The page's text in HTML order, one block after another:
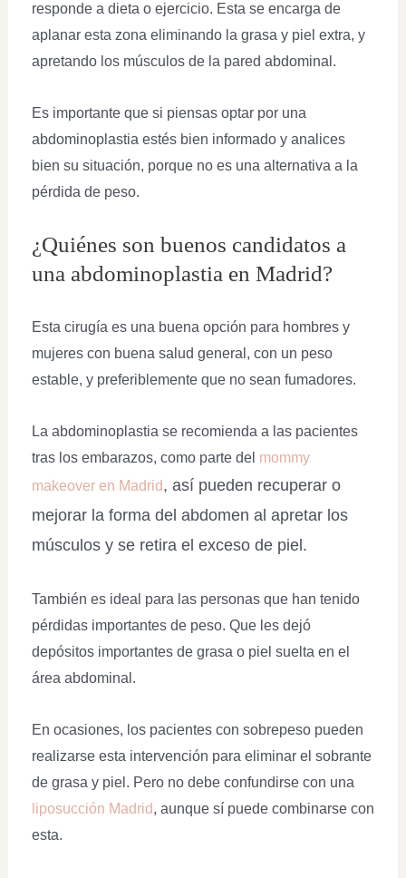
responde a dieta o ejercicio. Esta se encarga de
aplanar esta zona eliminando la grasa y piel extra, y
apretando los músculos de la pared abdominal.
Es importante que si piensas optar por una
abdominoplastia estés bien informado y analices
bien su situación, porque no es una alternativa a la
pérdida de peso.
¿Quiénes son buenos candidatos a
una abdominoplastia en Madrid?
Esta cirugía es una buena opción para hombres y
mujeres con buena salud general, con un peso
estable, y preferiblemente que no sean fumadores.
La abdominoplastia se recomienda a las pacientes
tras los embarazos, como parte del mommy
makeover en Madrid, así pueden recuperar o
mejorar la forma del abdomen al apretar los
músculos y se retira el exceso de piel.
También es ideal para las personas que han tenido
pérdidas importantes de peso. Que les dejó
depósitos importantes de grasa o piel suelta en el
área abdominal.
En ocasiones, los pacientes con sobrepeso pueden
realizarse esta intervención para eliminar el sobrante
de grasa y piel. Pero no debe confundirse con una
liposucción Madrid, aunque sí puede combinarse con
esta.